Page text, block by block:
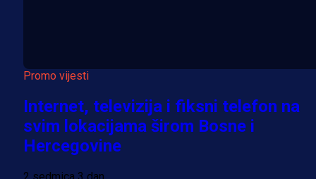
Promo vijesti
Internet, televizija i fiksni telefon na
svim lokacijama širom Bosne i
Hercegovine